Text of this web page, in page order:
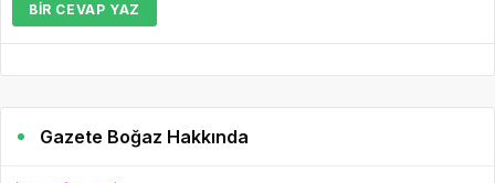
BIR CEVAP YAZ
Gazete Boğaz Hakkında